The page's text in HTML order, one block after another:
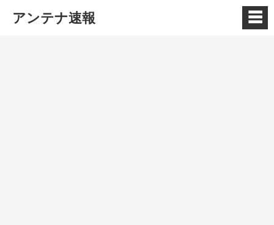
アンテナ速報 ☰